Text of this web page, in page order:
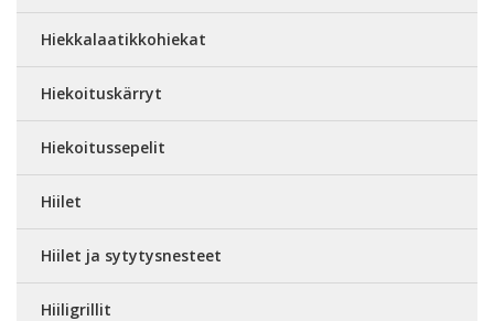
Hiekkalaatikkohiekat
Hiekoituskärryt
Hiekoitussepelit
Hiilet
Hiilet ja sytytysnesteet
Hiiligrillit